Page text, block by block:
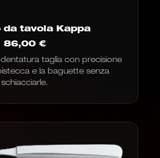
da tavola Kappa
86,00 €
taglia con precisione
e la baguette senza
schiacciarle.